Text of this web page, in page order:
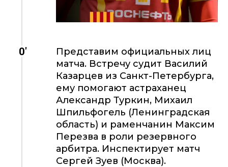
0'
Представим официальных лиц
матча. Встречу судит Василий
Казарцев из Санкт-Петербурга,
ему помогают астраханец
Александр Туркин, Михаил
Шпильфогель (Ленинградская
область) и раменчанин Максим
Перезва в роли резервного
арбитра. Инспектирует матч
Сергей Зуев (Москва).